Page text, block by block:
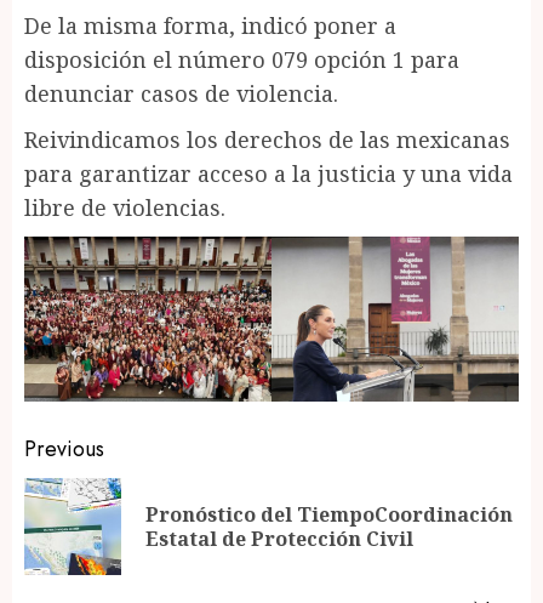
De la misma forma, indicó poner a
disposición el número 079 opción 1 para
denunciar casos de violencia.
Reivindicamos los derechos de las mexicanas
para garantizar acceso a la justicia y una vida
libre de violencias.
Post
navigation
Previous
Pronóstico del TiempoCoordinación
Estatal de Protección Civil